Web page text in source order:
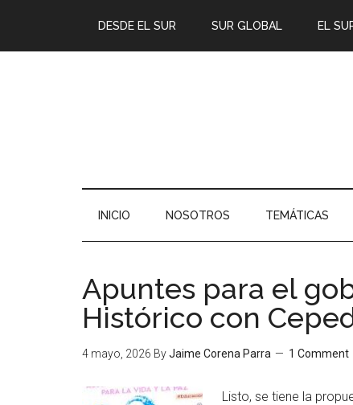
DESDE EL SUR SUR GLOBAL EL
INICIO NOSOTROS TEMÁTICAS
Apuntes para el
Histórico con
4 mayo, 2026 ByJaime Corena Parra 1 Comment
Listo, se tiene la